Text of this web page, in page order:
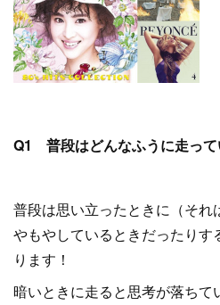
Q1 普段はどんなふうに走って
普段は思い立ったときに（それ
やもやしているときだったりす
ります！
暗いときに走ると思考が落ちて